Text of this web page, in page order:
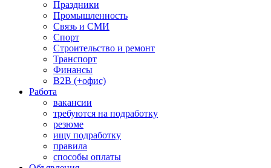
Праздники
Промышленность
Связь и СМИ
Спорт
Строительство и ремонт
Транспорт
Финансы
B2B (+офис)
Работа
вакансии
требуются на подработку
резюме
ищу подработку
правила
способы оплаты